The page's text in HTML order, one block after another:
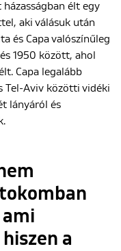
házasságban élt egy
aki válásuk után
és Capa valószínűleg
1950 között, ahol
Capa legalább
Tel-Aviv közötti vidéki
lányáról és
a